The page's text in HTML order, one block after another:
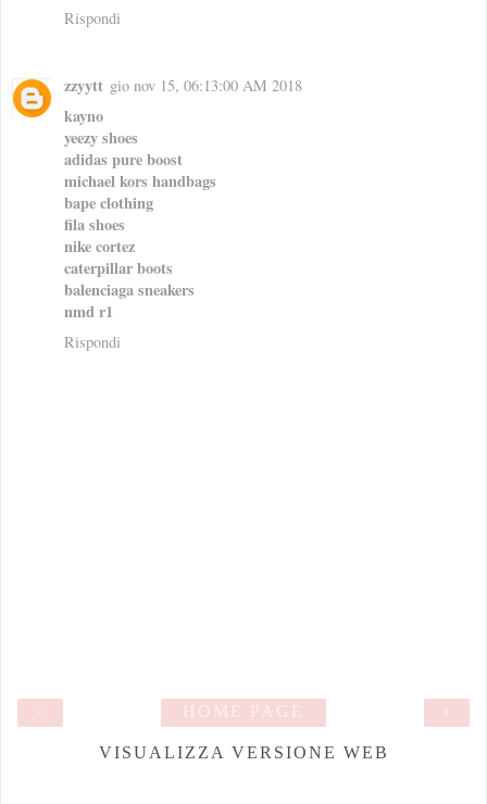
Rispondi
zzyytt gio nov 15, 06:13:00 AM 2018
kayno
yeezy shoes
adidas pure boost
michael kors handbags
bape clothing
fila shoes
nike cortez
caterpillar boots
balenciaga sneakers
nmd r1
Rispondi
›
HOME PAGE
VISUALIZZA VERSIONE WEB